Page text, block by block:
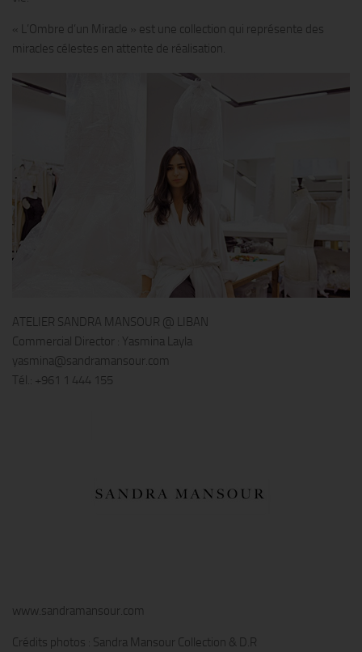
« L’Ombre d’un Miracle » est une collection qui représente des
miracles célestes en attente de réalisation.
ATELIER SANDRA MANSOUR @ LIBAN
Commercial Director : Yasmina Layla
yasmina@sandramansour.com
Tél.: +961 1 444 155
www.sandramansour.com
Crédits photos : Sandra Mansour Collection & D.R